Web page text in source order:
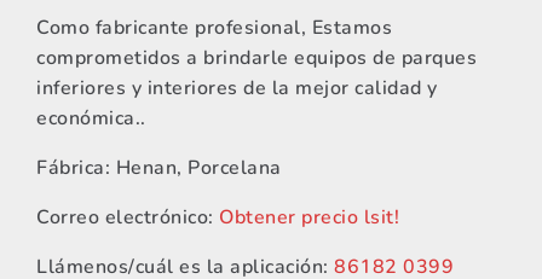
Como fabricante profesional, Estamos
comprometidos a brindarle equipos de parques
inferiores y interiores de la mejor calidad y
económica..
Fábrica: Henan, Porcelana
Correo electrónico: Obtener precio lsit!
Llámenos/cuál es la aplicación: 86182 0399